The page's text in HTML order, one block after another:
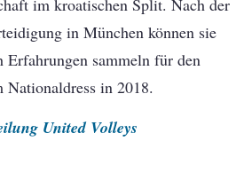
in München können sie
Erfahrungen sammeln für den
in 2018.
United Volleys